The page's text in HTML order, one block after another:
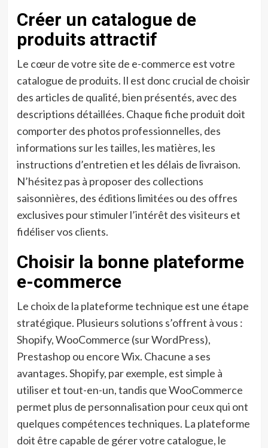
Créer un catalogue de
produits attractif
Le cœur de votre site de e-commerce est votre
catalogue de produits. Il est donc crucial de choisir
des articles de qualité, bien présentés, avec des
descriptions détaillées. Chaque fiche produit doit
comporter des photos professionnelles, des
informations sur les tailles, les matières, les
instructions d’entretien et les délais de livraison.
N’hésitez pas à proposer des collections
saisonnières, des éditions limitées ou des offres
exclusives pour stimuler l’intérêt des visiteurs et
fidéliser vos clients.
Choisir la bonne plateforme
e-commerce
Le choix de la plateforme technique est une étape
stratégique. Plusieurs solutions s’offrent à vous :
Shopify, WooCommerce (sur WordPress),
Prestashop ou encore Wix. Chacune a ses
avantages. Shopify, par exemple, est simple à
utiliser et tout-en-un, tandis que WooCommerce
permet plus de personnalisation pour ceux qui ont
quelques compétences techniques. La plateforme
doit être capable de gérer votre catalogue, le